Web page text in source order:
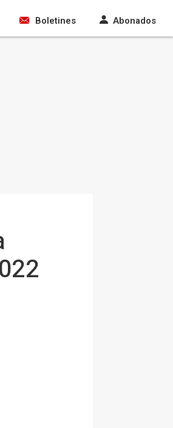
Boletines Abonados